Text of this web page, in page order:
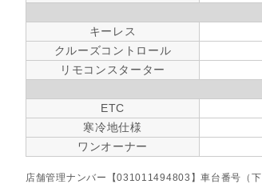
キーレス
クルーズコントロール
リモコンスターター
ETC
寒冷地仕様
ワンオーナー
店舗管理ナンバー【031011494803】車台番号（下